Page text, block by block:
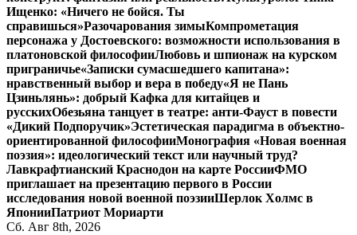
Ищенко: «Ничего не бойся. Ты
справишься»Разочарования зимыКомпрометация
персонажа у Достоевского: возможности использования в
платоновской философииЛюбовь и шпионаж на курском
приграничье«Записки сумасшедшего капитана»:
нравственный выбор и вера в победу«Я не Пань
Цзиньлянь»: добрый Кафка для китайцев и
русскихОбезьяна танцует в театре: анти-Фауст в повести
«Дикий Подпоручик»Эстетическая парадигма в объектно-
ориентированной философииМонография «Новая военная
поэзия»: идеологический текст или научный труд?
Лавкрафтианский Краснодон на карте РоссииФМО
приглашает на презентацию первого в России
исследования новой военной поэзииШерлок Холмс в
ЯпонииПатриот Мориарти
Сб. Авг 8th, 2026